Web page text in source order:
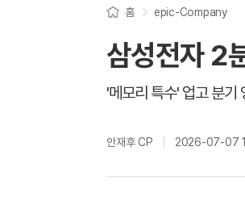
홈 epic-Company
삼성전자 2
'메모리 특수' 업고 분
안재후 CP 2026-07-07